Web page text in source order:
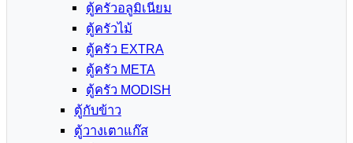
ตู้ครัวอลูมิเนียม
ตู้ครัวไม้
ตู้ครัว EXTRA
ตู้ครัว META
ตู้ครัว MODISH
ตู้กับข้าว
ตู้วางเตาแก๊ส